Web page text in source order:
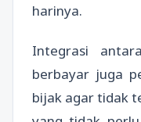
harinya.
Integrasi
berbayar juga
bijak agar tidak